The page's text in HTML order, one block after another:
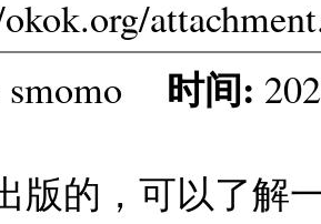
smomo 时间:
版的，可以了解